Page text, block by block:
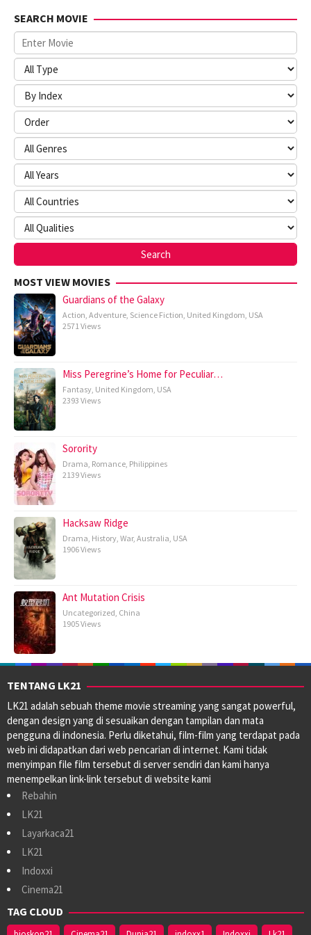
SEARCH MOVIE
MOST VIEW MOVIES
Guardians of the Galaxy
Action, Adventure, Science Fiction, United Kingdom, USA
2571 Views
Miss Peregrine’s Home for Peculiar…
Fantasy, United Kingdom, USA
2393 Views
Sorority
Drama, Romance, Philippines
2139 Views
Hacksaw Ridge
Drama, History, War, Australia, USA
1906 Views
Ant Mutation Crisis
Uncategorized, China
1905 Views
TENTANG LK21
LK21 adalah sebuah theme movie streaming yang sangat powerful,
dengan design yang di sesuaikan dengan tampilan dan mata
pengguna di indonesia. Perlu diketahui, film-film yang terdapat pada
web ini didapatkan dari web pencarian di internet. Kami tidak
menyimpan file film tersebut di server sendiri dan kami hanya
menempelkan link-link tersebut di website kami
Rebahin
LK21
Layarkaca21
LK21
Indoxxi
Cinema21
TAG CLOUD